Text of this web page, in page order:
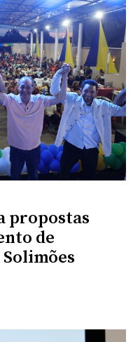
propostas
de